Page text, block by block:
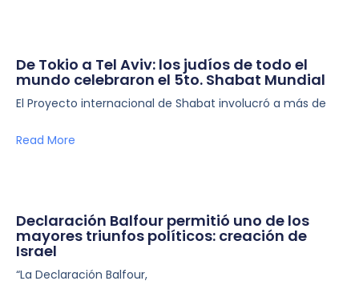
De Tokio a Tel Aviv: los judíos de todo el
mundo celebraron el 5to. Shabat Mundial
El Proyecto internacional de Shabat involucró a más de
Read More
Declaración Balfour permitió uno de los
mayores triunfos políticos: creación de
Israel
“La Declaración Balfour,